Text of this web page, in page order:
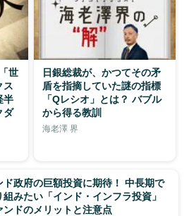
世
ス
半
ダ
日銀総裁が、かつてその矛
盾を指摘していた謎の指標
「Qレシオ」とは？ バブル
から得る教訓
海老澤 界
ド政府の巨額投資に期待！ 中長期で
組みたい「インド・インフラ投資」
ンドのメリットと注意点